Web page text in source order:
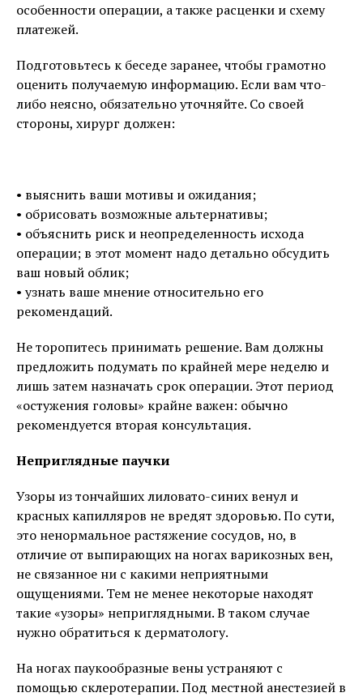
особенности операции, а также расценки и схему
платежей.
Подготовьтесь к беседе заранее, чтобы грамотно
оценить получаемую информацию. Если вам что-
либо неясно, обязательно уточняйте. Со своей
стороны, хирург должен:
• выяснить ваши мотивы и ожидания;
• обрисовать возможные альтернативы;
• объяснить риск и неопределенность исхода
операции; в этот момент надо детально обсудить
ваш новый облик;
• узнать ваше мнение относительно его
рекомендаций.
Не торопитесь принимать решение. Вам должны
предложить подумать по крайней мере неделю и
лишь затем назначать срок операции. Этот период
«остужения головы» крайне важен: обычно
рекомендуется вторая консультация.
Неприглядные паучки
Узоры из тончайших лиловато-синих венул и
красных капилляров не вредят здоровью. По сути,
это ненормальное растяжение сосудов, но, в
отличие от выпирающих на ногах варикозных вен,
не связанное ни с какими неприятными
ощущениями. Тем не менее некоторые находят
такие «узоры» неприглядными. В таком случае
нужно обратиться к дерматологу.
На ногах паукообразные вены устраняют с
помощью склеротерапии. Под местной анестезией в